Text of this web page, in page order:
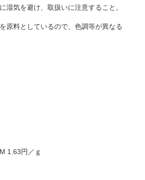
湿気を避け、取扱いに注意すること。
原料としているので、色調等が異なる
1.63円／ｇ